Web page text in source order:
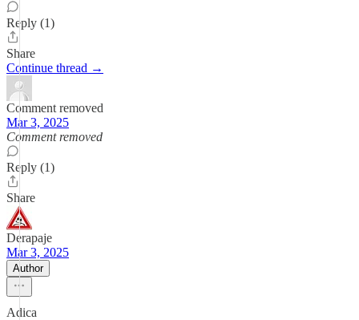
Reply (1)
Share
Continue thread →
Comment removed
Mar 3, 2025
Comment removed
Reply (1)
Share
Derapaje
Mar 3, 2025
Author
Adica